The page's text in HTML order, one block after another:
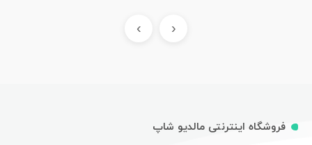
‹
›
فروشگاه اینترنتی مالدیو شاپ